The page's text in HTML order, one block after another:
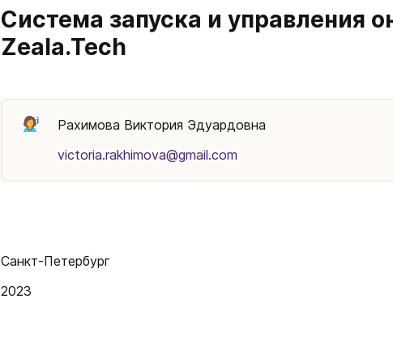
Система запуска и управления
Zeala.Tech
Рахимова Виктория Эдуардовна
victoria.rakhimova@gmail.com
Санкт-Петербург
2023